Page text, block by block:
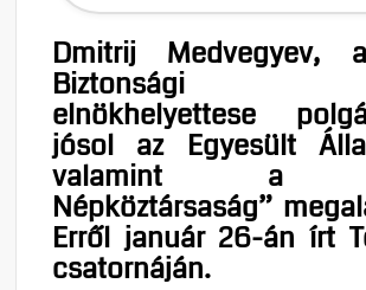
Dmitrij Medvegyev,
Biztonsági
elnökhelyettese
jósol az Egyesült
valamint a
Népköztársaság”
Erről január 26-án írt
csatornáján.